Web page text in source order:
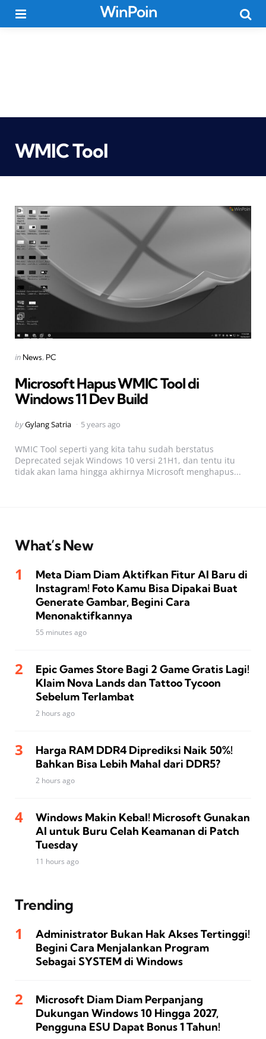
WinPoin
WMIC Tool
Categories
Posted
in News PC
Microsoft Hapus WMIC Tool di
Windows 11 Dev Build
Posted
byGylang Satria 5 years ago
WMIC Tool seperti yang kita tahu sudah berstatus
Deprecated sejak Windows 10 versi 21H1, dan tentu itu
tidak akan lama hingga akhirnya Microsoft menghapus...
What’s New
Meta Diam Diam Aktifkan Fitur AI Baru di
Instagram! Foto Kamu Bisa Dipakai Buat
Generate Gambar, Begini Cara
Menonaktifkannya
55 minutes ago
Epic Games Store Bagi 2 Game Gratis Lagi!
Klaim Nova Lands dan Tattoo Tycoon
Sebelum Terlambat
2 hours ago
Harga RAM DDR4 Diprediksi Naik 50%!
Bahkan Bisa Lebih Mahal dari DDR5?
2 hours ago
Windows Makin Kebal! Microsoft Gunakan
AI untuk Buru Celah Keamanan di Patch
Tuesday
11 hours ago
Trending
Administrator Bukan Hak Akses Tertinggi!
Begini Cara Menjalankan Program
Sebagai SYSTEM di Windows
Microsoft Diam Diam Perpanjang
Dukungan Windows 10 Hingga 2027,
Pengguna ESU Dapat Bonus 1 Tahun!